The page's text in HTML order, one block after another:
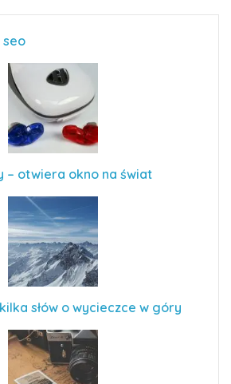
seo
– otwiera okno na świat
słów o wycieczce w góry